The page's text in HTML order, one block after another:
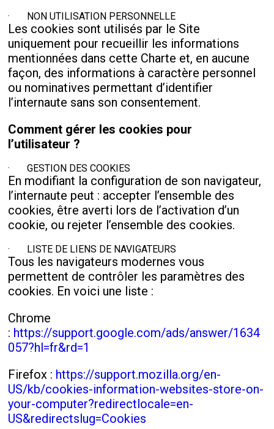
· NON UTILISATION PERSONNELLE
Les cookies sont utilisés par le Site
uniquement pour recueillir les informations
mentionnées dans cette Charte et, en aucune
façon, des informations à caractère personnel
ou nominatives permettant d’identifier
l’internaute sans son consentement.
Comment gérer les cookies pour
l’utilisateur ?
· GESTION DES COOKIES
En modifiant la configuration de son navigateur,
l’internaute peut : accepter l’ensemble des
cookies, être averti lors de l’activation d’un
cookie, ou rejeter l’ensemble des cookies.
· LISTE DE LIENS DE NAVIGATEURS
Tous les navigateurs modernes vous
permettent de contrôler les paramètres des
cookies. En voici une liste :
Chrome
: https://support.google.com/ads/answer/1634
057?hl=fr&rd=1
Firefox : https://support.mozilla.org/en-
US/kb/cookies-information-websites-store-on-
your-computer?redirectlocale=en-
US&redirectslug=Cookies